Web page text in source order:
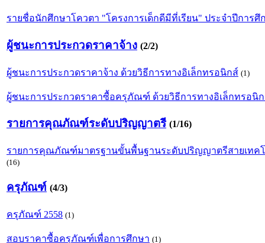
รายชื่อนักศึกษาโควตา "โครงการเด็กดีมีที่เรียน" ประจำปีการ
ผู้ชนะการประกวดราคาจ้าง (2/2)
ผู้ชนะการประกวดราคาจ้าง ด้วยวิธีการทางอิเล็กทรอนิกส์ (1)
ผู้ชนะการประกวดราคาซื้อครุภัณฑ์ ด้วยวิธีการทางอิเล็กทรอนิ
รายการคุณภัณฑ์ระดับปริญญาตรี (1/16)
รายการคุณภัณฑ์มาตรฐานขั้นพื้นฐานระดับปริญญาตรีสายเทคโ
(16)
ครุภัณฑ์ (4/3)
ครุภัณฑ์ 2558 (1)
สอบราคาซื้อครุภัณฑ์เพื่อการศึกษา (1)